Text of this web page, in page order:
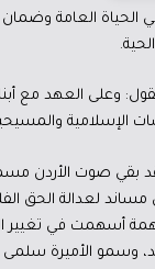
الحياة العامة
وعلى العهد مع
الإسلامية
بقي صوت الأردن
لعدالة الحق
أسهمت في تغيير
وسمو الأميرة